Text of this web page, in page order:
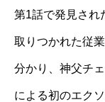
第1話で発見され
取りつかれた従
分かり、神父チ
による初のエク